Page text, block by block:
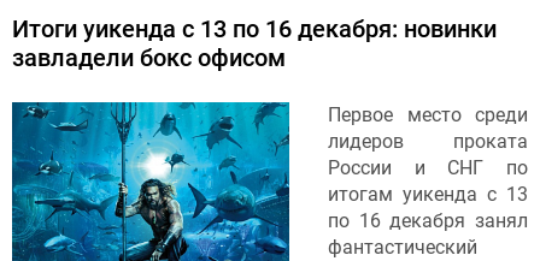
Итоги уикенда с 13 по 16 декабря: новинки
завладели бокс офисом
Первое место среди
лидеров проката
России и СНГ по
итогам уикенда с 13
по 16 декабря занял
фантастический